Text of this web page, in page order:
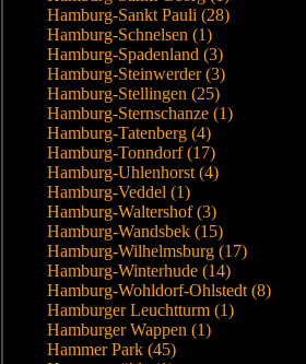
Hamburg-Sankt Pauli (28)
Hamburg-Schnelsen (1)
Hamburg-Spadenland (3)
Hamburg-Steinwerder (3)
Hamburg-Stellingen (25)
Hamburg-Sternschanze (1)
Hamburg-Tatenberg (4)
Hamburg-Tonndorf (17)
Hamburg-Uhlenhorst (4)
Hamburg-Veddel (1)
Hamburg-Waltershof (3)
Hamburg-Wandsbek (15)
Hamburg-Wilhelmsburg (17)
Hamburg-Winterhude (14)
Hamburg-Wohldorf-Ohlstedt (8)
Hamburger Leuchtturm (1)
Hamburger Wappen (1)
Hammer Park (45)